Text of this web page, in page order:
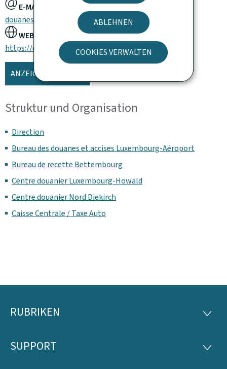
ABLEHNEN
COOKIES VERWALTEN
E-MAIL:
douanes@do.etat.lu
WEBSITE:
https://douanes.public.lu/
ANZEIGE DER KARTE
Struktur und Organisation
Direction
Bureau des douanes et accises Luxembourg-Aéroport
Bureau de recette Bettembourg
Centre douanier Luxembourg-Howald
Centre douanier Nord Diekirch
Caisse Centrale / Taxe Auto
Footer
RUBRIKEN
SUPPORT